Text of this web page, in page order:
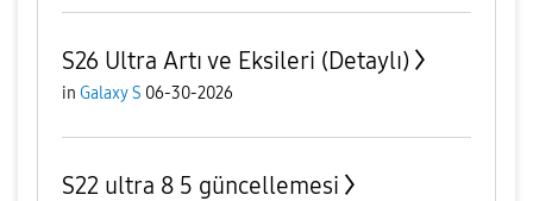
S26 Ultra Artı ve Eksileri (Detaylı)
in Galaxy S 06-30-2026
S22 ultra 8 5 güncellemesi